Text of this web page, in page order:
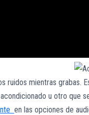
ruidos mientras grabas.
u otro que
en las opciones de